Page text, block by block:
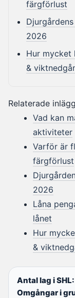
färgförlust
2026
Hur mycket
&
Relaterade inlägg
Vad kan
aktiviteter
Varför är
färgförlust
2026
Låna
lånet
Hur
&
Antal lag i SHL:
Omgångar i